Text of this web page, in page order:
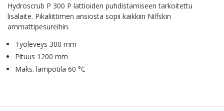
Hydroscrub P 300 P lattioiden puhdistamiseen tarkoitettu
lisälaite. Pikaliittimen ansiosta sopii kaikkiin Nilfskin
ammattipesureihin.
Työleveys 300 mm
Pituus 1200 mm
Maks. lämpötila 60 °C